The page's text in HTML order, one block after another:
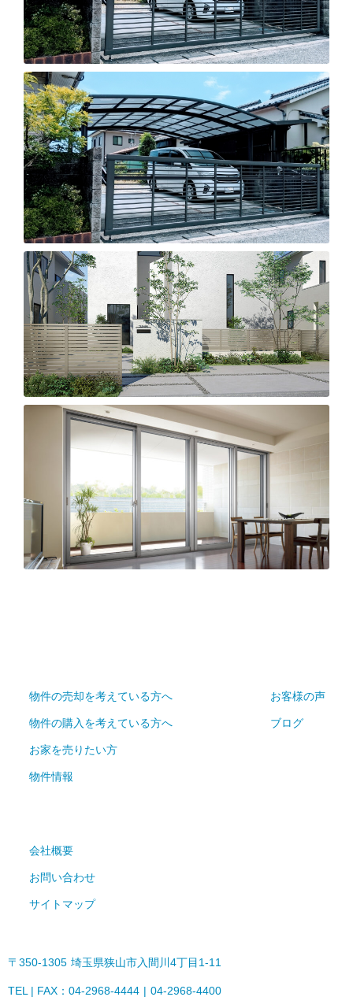
物件の売却を考えている方へ
物件の購入を考えている方へ
お家を売りたい方
物件情報
お客様の声
ブログ
会社概要
お問い合わせ
サイトマップ
〒350-1305 埼玉県狭山市入間川4丁目1-11
TEL | FAX：04-2968-4444 04-2968-4400